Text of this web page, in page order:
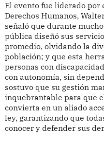
El evento fue liderado
Derechos Humanos,
señaló que durante
pública diseñó sus
promedio, olvidando la
población; y que esta
personas con
con autonomía, sin
sostuvo que su gestión
inquebrantable para que
convierta en un aliado
ley, garantizando que
conocer y defender sus